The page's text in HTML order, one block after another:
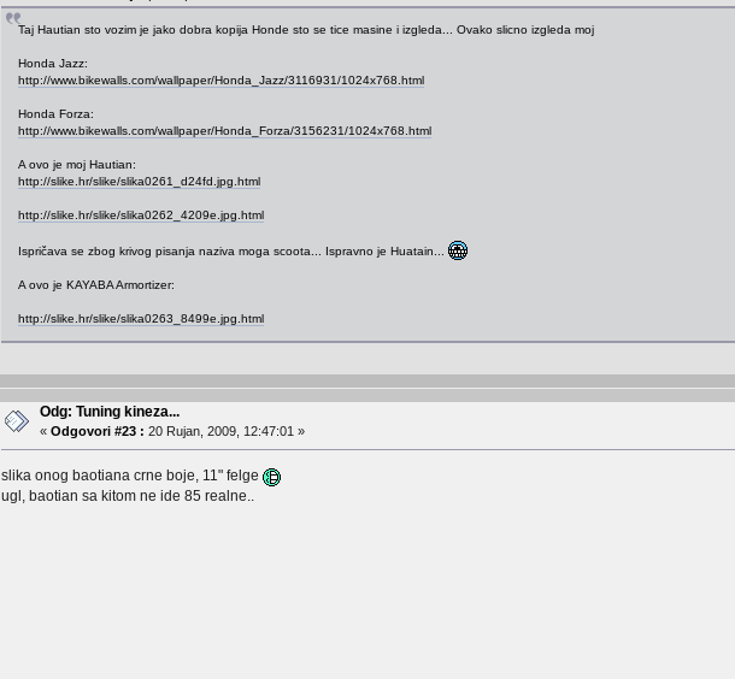
Taj Hautian sto vozim je jako dobra kopija Honde sto se tice masine i izgleda... Ovako slicno izgleda moj
Honda Jazz:
http://www.bikewalls.com/wallpaper/Honda_Jazz/3116931/1024x768.html
Honda Forza:
http://www.bikewalls.com/wallpaper/Honda_Forza/3156231/1024x768.html
A ovo je moj Hautian:
http://slike.hr/slike/slika0261_d24fd.jpg.html
http://slike.hr/slike/slika0262_4209e.jpg.html
Ispričava se zbog krivog pisanja naziva moga scoota... Ispravno je Huatain...
A ovo je KAYABA Armortizer:
http://slike.hr/slike/slika0263_8499e.jpg.html
Odg: Tuning kineza...
«Odgovori #23 : 20 Rujan, 2009, 12:47:01 »
slika onog baotiana crne boje, 11" felge
ugl, baotian sa kitom ne ide 85 realne..